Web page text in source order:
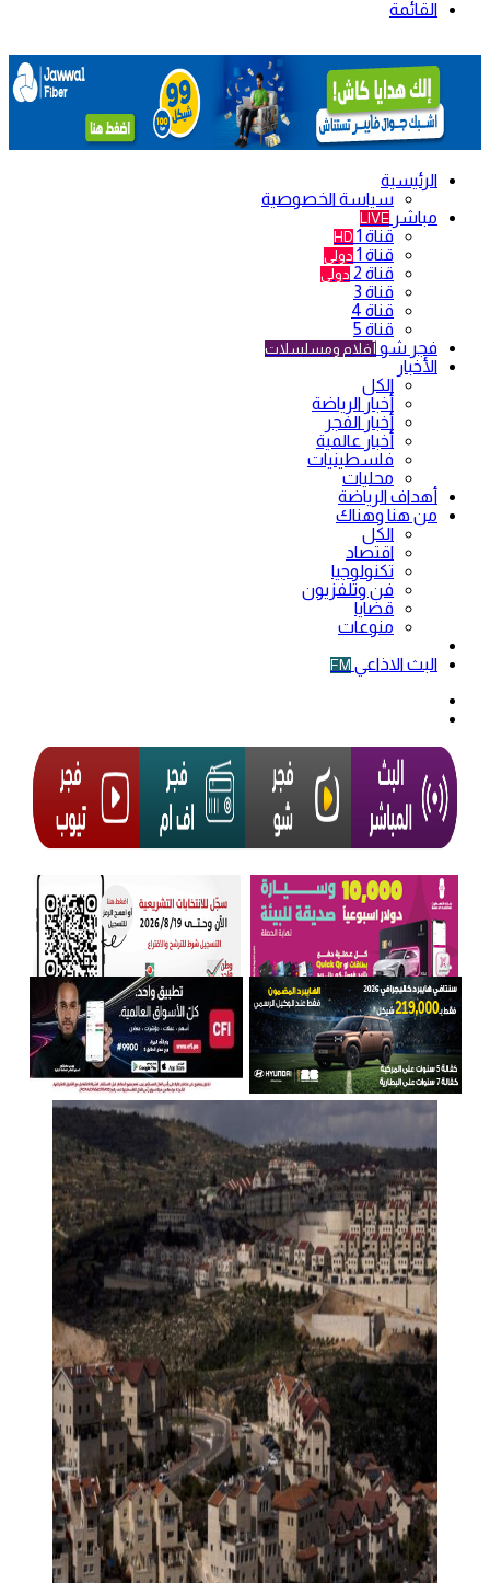
القائمة
الرئيسية
سياسة الخصوصية
مباشر LIVE
قناة 1 HD
قناة 1 دولي
قناة 2 دولي
قناة 3
قناة 4
قناة 5
فجر شو أفلام ومسلسلات
الأخبار
الكل
أخبار الرياضة
أخبار الفجر
أخبار عالمية
فلسطينيات
محليات
أهداف الرياضة
من هنا وهناك
الكل
اقتصاد
تكنولوجيا
فن وتلفزيون
قضايا
منوعات
البث الاذاعي FM